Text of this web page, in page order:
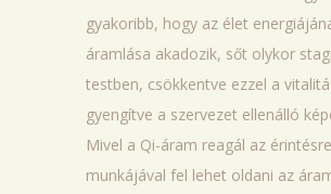
gyakoribb, hogy az élet
áramlása akadozik, sőt olykor
testben, csökkentve ezzel a
gyengítve a szervezet ellenálló
Mivel a Qi-áram reagál az
munkájával fel lehet oldani az